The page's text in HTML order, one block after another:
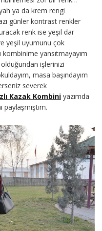
ya da krem rengi
günler kontrast renkler
renk ise yeşil dar
yeşil uyumunu çok
yansıtmayayım
işlerinizi
masa başındayım
severek
Kazak Kombini yazımda